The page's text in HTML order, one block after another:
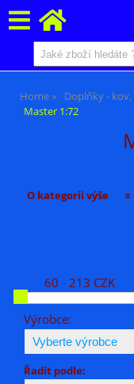
Home Doplňky -
Master 1:72
O kategorii výše
60 - 213 CZK
Výrobce:
Řadit podle: